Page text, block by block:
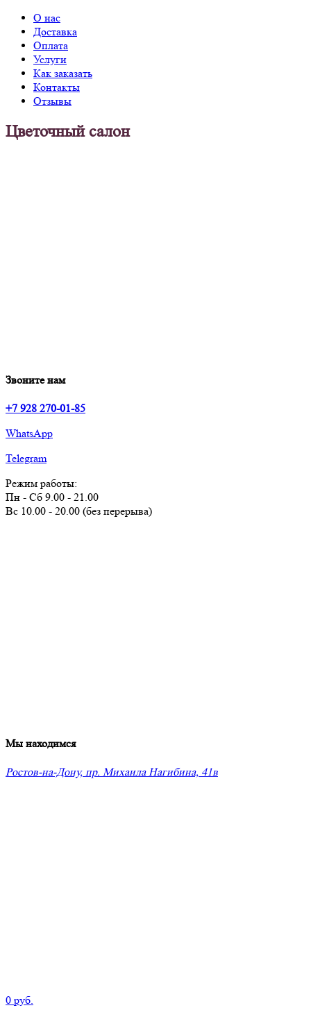
О нас
Доставка
Оплата
Услуги
Как заказать
Контакты
Отзывы
Цветочный салон
Звоните нам
+7 928 270-01-85
WhatsApp
Telegram
Режим работы:
Пн - Сб 9.00 - 21.00
Вс 10.00 - 20.00 (без перерыва)
Мы находимся
Ростов-на-Дону, пр. Михаила Нагибина, 41в
0 руб.